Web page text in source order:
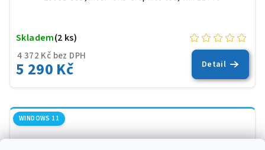
4 372 Kč bez DPH
5 290 Kč
Skladem(2 ks)
Detail
WINDOWS 11